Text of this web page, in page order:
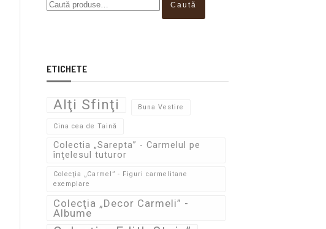
Caută
ETICHETE
Alţi Sfinţi Buna Vestire
Cina cea de Taină
Colectia „Sarepta” - Carmelul pe
înţelesul tuturor
Colecţia „Carmel” - Figuri carmelitane
exemplare
Colecţia „Decor Carmeli” -
Albume